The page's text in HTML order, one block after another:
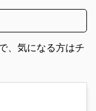
、気になる方はチ